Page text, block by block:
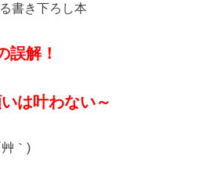
書き下ろし本
誤解！
は叶わない～
｀)